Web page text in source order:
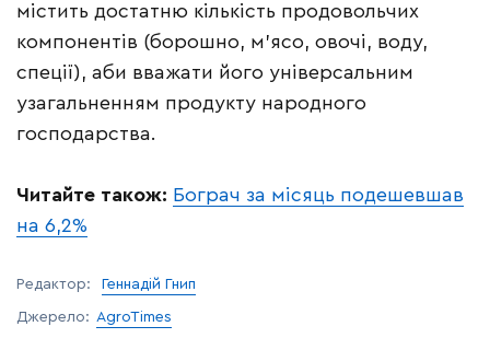
містить достатню кількість продовольчих
компонентів (борошно, м’ясо, овочі, воду,
спеції), аби вважати його універсальним
узагальненням продукту народного
господарства.
Читайте також: Бограч за місяць подешевшав
на 6,2%
Редактор: Геннадій Гнип
Джерело: AgroTimes